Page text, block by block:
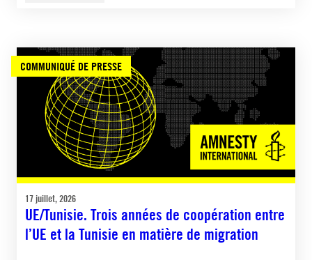
COMMUNIQUÉ DE PRESSE
17 juillet, 2026
UE/Tunisie. Trois années de coopération entre
l’UE et la Tunisie en matière de migration